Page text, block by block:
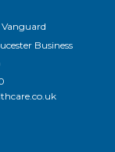
Vanguard
Business